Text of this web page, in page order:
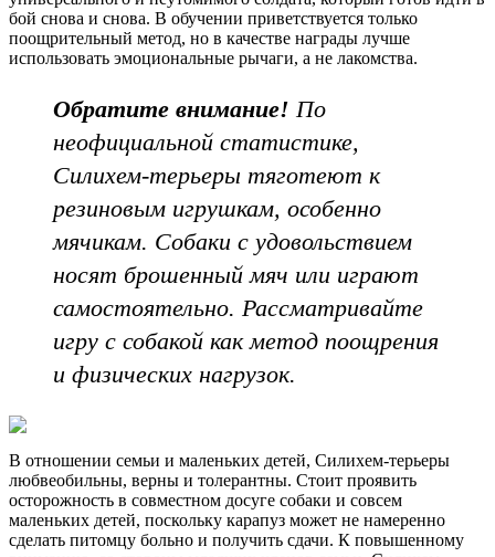
бой снова и снова. В обучении приветствуется только
поощрительный метод, но в качестве награды лучше
использовать эмоциональные рычаги, а не лакомства.
Обратите внимание! По
неофициальной статистике,
Силихем-терьеры тяготеют к
резиновым игрушкам, особенно
мячикам. Собаки с удовольствием
носят брошенный мяч или играют
самостоятельно. Рассматривайте
игру с собакой как метод поощрения
и физических нагрузок.
В отношении семьи и маленьких детей, Силихем-терьеры
любвеобильны, верны и толерантны. Стоит проявить
осторожность в совместном досуге собаки и совсем
маленьких детей, поскольку карапуз может не намеренно
сделать питомцу больно и получить сдачи. К повышенному